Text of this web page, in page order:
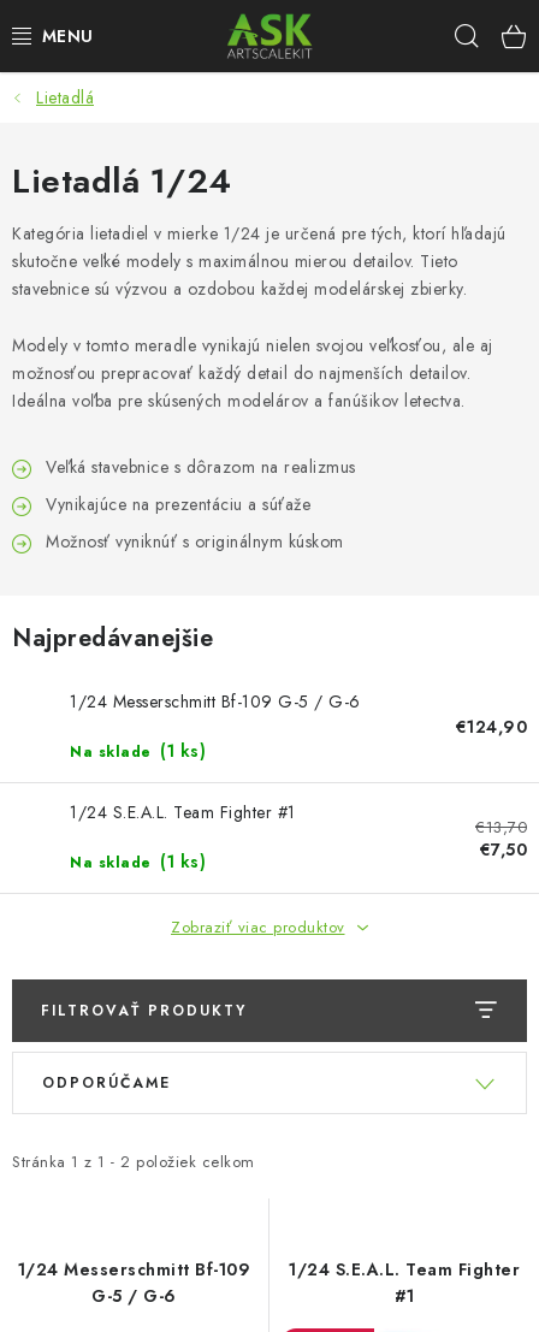
na
BLOG
SUMMER DAYS
WARHAMMER
ASK PRODUKTY
NOVINKY
PLASTOVÉ MODELY
PRÍSLUŠENSTVO
FARBY & POMÔCKY
PREDÁVANÉ ZNAČKY
Moja objednávka
Podmienky a pravidlá
Zásady ochrany osobných údajov
Postup pri podávaní sťažností
Veľkoobchod
FAQ
Lietadlá
Lietadlá 1/24
Kategória lietadiel v mierke 1/24 je určená pre tých, ktorí hľadajú
skutočne veľké modely s maximálnou mierou detailov. Tieto
stavebnice sú výzvou a ozdobou každej modelárskej zbierky.
Modely v tomto meradle vynikajú nielen svojou veľkosťou, ale aj
možnosťou prepracovať každý detail do najmenších detailov.
Ideálna voľba pre skúsených modelárov a fanúšikov letectva.
Veľká stavebnice s dôrazom na realizmus
Vynikajúce na prezentáciu a súťaže
Možnosť vyniknúť s originálnym kúskom
Najpredávanejšie
1/24 Messerschmitt Bf-109 G-5 / G-6
Na sklade (1 ks)
€124,90
1/24 S.E.A.L. Team Fighter #1
Na sklade (1 ks)
€13,70
€7,50
Zobraziť viac produktov
FILTROVAŤ PRODUKTY
V
i
r
Stránka 1 z 1 - 2 položiek celkom
R
e
e
ODPORÚČAME
1/24 Messerschmitt Bf-109
G-5 / G-6
1/24 S.E.A.L. Team Fighter
#1